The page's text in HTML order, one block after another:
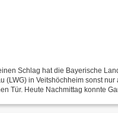
Schlag hat die Bayerische
(LWG) in Veitshöchheim sonst nur
Tür. Heute Nachmittag konnte